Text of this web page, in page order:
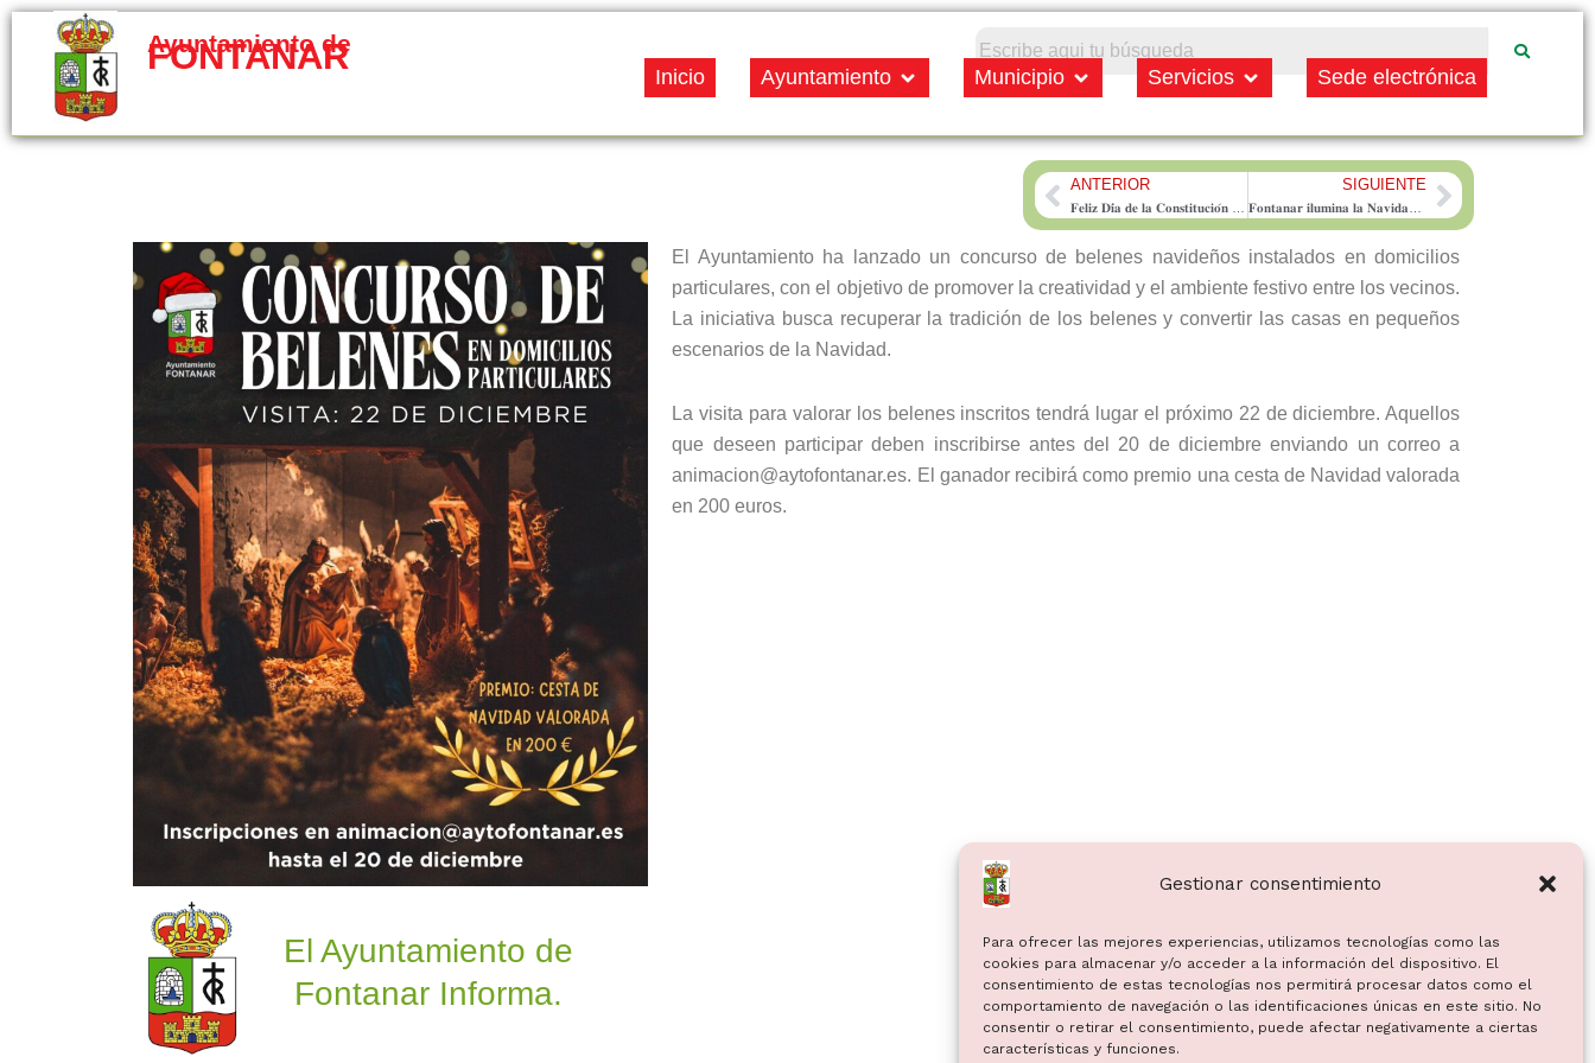
Gestionar consentimiento
Para ofrecer las mejores experiencias, utilizamos tecnologías como las
cookies para almacenar y/o acceder a la información del dispositivo. El
consentimiento de estas tecnologías nos permitirá procesar datos como el
comportamiento de navegación o las identificaciones únicas en este sitio. No
consentir o retirar el consentimiento, puede afectar negativamente a ciertas
características y funciones.
Ayuntamiento de
FONTANAR Inicio Ayuntamiento Open Ayuntamiento
Municipio Open Municipio
Servicios Open ServiciosSede electrónica
PrevANTERIOR SIGUIENTENext
El Ayuntamiento de
Fontanar Informa.
El Ayuntamiento ha lanzado un concurso de belenes navideños instalados en domicilios
particulares, con el objetivo de promover la creatividad y el ambiente festivo entre los vecinos.
La iniciativa busca recuperar la tradición de los belenes y convertir las casas en pequeños
escenarios de la Navidad.
La visita para valorar los belenes inscritos tendrá lugar el próximo 22 de diciembre. Aquellos
que deseen participar deben inscribirse antes del 20 de diciembre enviando un correo a
animacion@aytofontanar.es. El ganador recibirá como premio una cesta de Navidad valorada
en 200 euros.